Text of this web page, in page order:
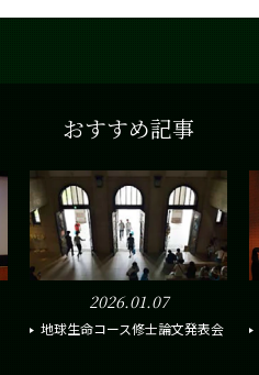
おすすめ記事
2026.01.07
地球生命コース修士論文発表会